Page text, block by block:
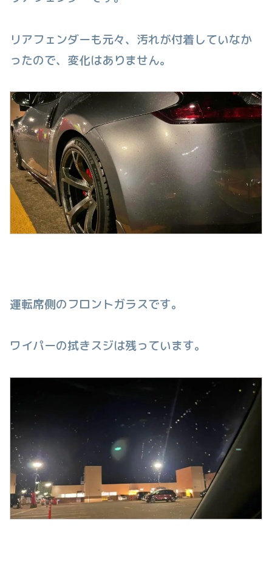
リアフェンダーも元々、汚れが付着していなか
ったので、変化はありません。
運転席側のフロントガラスです。
ワイパーの拭きスジは残っています。